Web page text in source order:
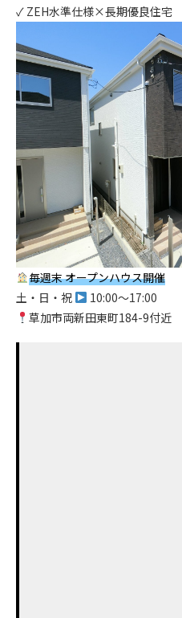
✓ ZEH水準仕様×長期優良住宅
毎週末 オープンハウス開催
土・日・祝
10:00〜17:00
草加市両新田東町184-9付近